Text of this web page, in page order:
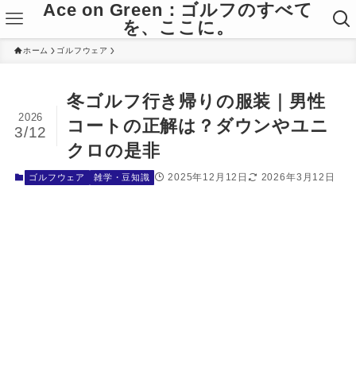
Ace on Green：ゴルフのすべて
を、ここに。
ホーム ゴルフウェア
冬ゴルフ行き帰りの服装｜男性
コートの正解は？ダウンやユニ
クロの是非
2026
3/12
ゴルフウェア 雑学・豆知識 2025年12月12日 2026年3月12日